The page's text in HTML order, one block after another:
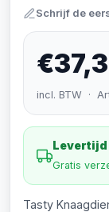
Schrijf de
incl. BTW ·
Levertijd
Gratis
Tasty